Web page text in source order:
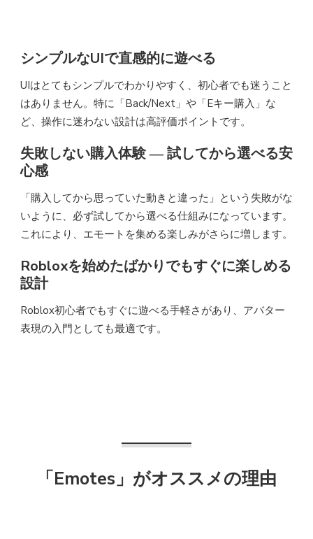
シンプルなUIで直感的に遊べる
UIはとてもシンプルでわかりやすく、初心者でも迷うこと
はありません。特に「Back/Next」や「Eキー購入」な
ど、操作に迷わない設計は高評価ポイントです。
失敗しない購入体験 ― 試してから選べる安
心感
「購入してから思っていた動きと違った」という失敗がな
いように、必ず試してから選べる仕組みになっています。
これにより、エモートを集める楽しみがさらに増します。
Robloxを始めたばかりでもすぐに楽しめる
設計
Roblox初心者でもすぐに遊べる手軽さがあり、アバター
表現の入門としても最適です。
「Emotes」がオススメの理由